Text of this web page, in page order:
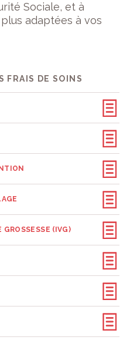
Sociale, et à
adaptées à vos
FRAIS DE SOINS
GROSSESSE (IVG)